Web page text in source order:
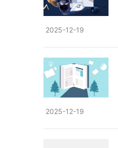
2025-12-19
2025-12-19